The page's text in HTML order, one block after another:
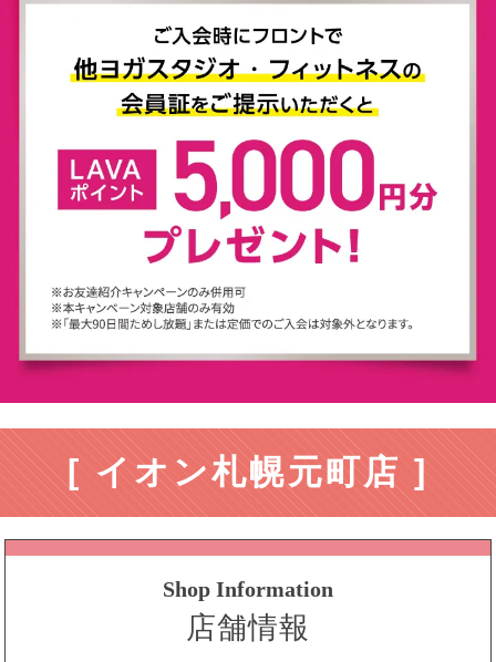
[ イオン札幌元町店 ]
Shop Information
店舗情報